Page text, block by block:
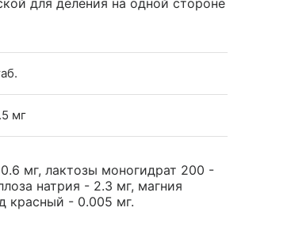
для деления на одной стороне
мг
мг, лактозы моногидрат 200 -
натрия - 2.3 мг, магния
красный - 0.005 мг.